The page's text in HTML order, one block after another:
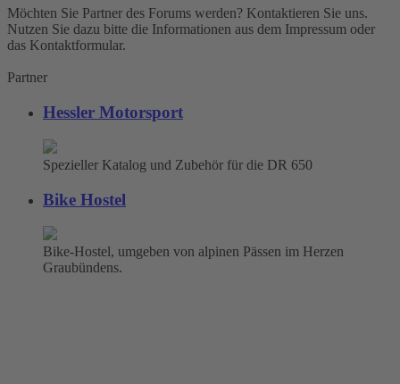
Möchten Sie Partner des Forums werden? Kontaktieren Sie uns.
Nutzen Sie dazu bitte die Informationen aus dem Impressum oder
das Kontaktformular.
Partner
Hessler Motorsport
Spezieller Katalog und Zubehör für die DR 650
Bike Hostel
Bike-Hostel, umgeben von alpinen Pässen im Herzen
Graubündens.